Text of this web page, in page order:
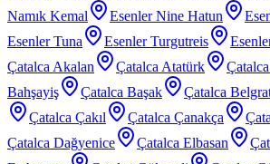
Namık Kemal
Esenler Nine Hatun
Esenler Tuna
Esenler Turgutreis
Çatalca Akalan
Çatalca Atatürk
Bahşayiş
Çatalca Başak Çatalca
Çatalca Çakıl
Çatalca Çanakça
Çatalca Dağyenice
Çatalca Elbasan